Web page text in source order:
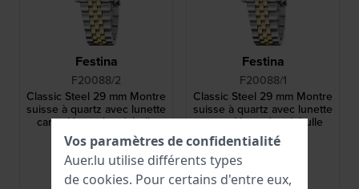
Festina
F20088/2
Classic Steel 29 mm Montre
suisse à quartz avec lunette
cannelée et date à bulle
275,00 €
● En stock
Festina
F20088/1
Classic Steel 29 mm Montre
suisse à quartz avec lunette
cannelée et date à bulle
275,00 €
● En stock
Vos paramètres de confidentialité
Auer.lu utilise différents types
de cookies. Pour certains d'entre eux,